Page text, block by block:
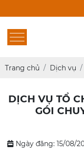
Trang chủ Dịch vụ
DỊCH VỤ TỔ
GÓI
Ngày đăng: 15/08/